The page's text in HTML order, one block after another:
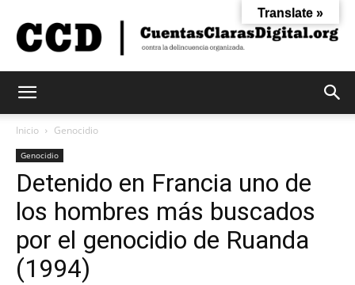
Claras
Digital
Inicio Genocidio
Genocidio
Detenido en Francia uno de
los hombres más buscados
por el genocidio de Ruanda
(1994)
Translate »